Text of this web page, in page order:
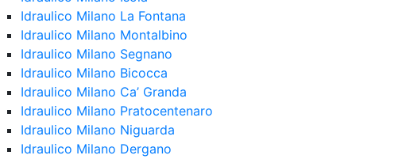
Idraulico Milano La Fontana
Idraulico Milano Montalbino
Idraulico Milano Segnano
Idraulico Milano Bicocca
Idraulico Milano Ca’ Granda
Idraulico Milano Pratocentenaro
Idraulico Milano Niguarda
Idraulico Milano Dergano